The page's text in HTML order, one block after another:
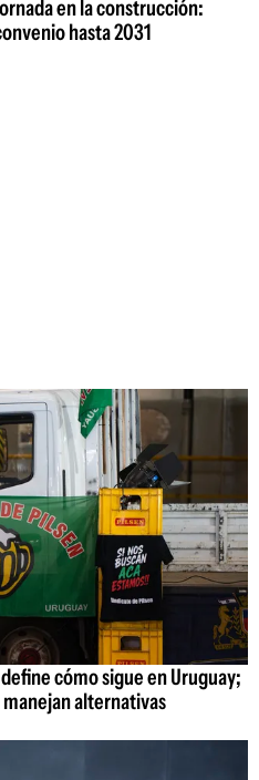
en la construcción:
hasta 2031
cómo sigue en Uruguay;
alternativas